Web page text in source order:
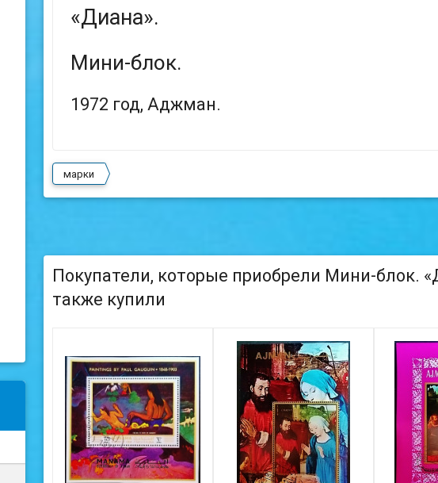
«Диана».
Мини-блок.
1972 год, Аджман.
марки
Покупатели, которые приобрели Мини-блок.
также купили